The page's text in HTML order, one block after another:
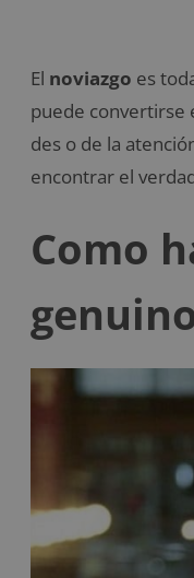
El noviazgo es
puede convertirse
des o de la
encontrar el
Como